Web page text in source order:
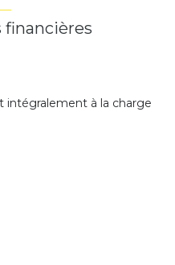
intégralement à la charge